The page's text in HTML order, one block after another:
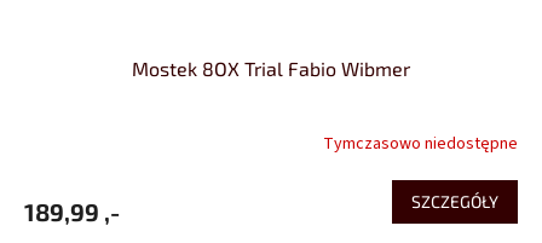
Mostek 8OX Trial Fabio Wibmer
Tymczasowo niedostępne
189,99 ,- SZCZEGÓŁY